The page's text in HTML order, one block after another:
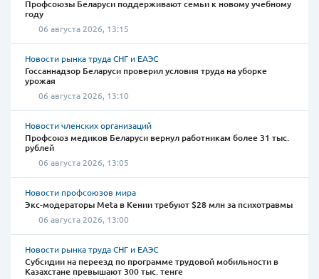
Профсоюзы Беларуси поддерживают семьи к новому учебному
году
06 августа 2026, 13:15
Новости рынка труда СНГ и ЕАЭС
Госсаннадзор Беларуси проверил условия труда на уборке
урожая
06 августа 2026, 13:10
Новости членских организаций
Профсоюз медиков Беларуси вернул работникам более 31 тыс.
рублей
06 августа 2026, 13:05
Новости профсоюзов мира
Экс-модераторы Meta в Кении требуют $28 млн за психотравмы
06 августа 2026, 13:00
Новости рынка труда СНГ и ЕАЭС
Субсидии на переезд по программе трудовой мобильности в
Казахстане превышают 300 тыс. тенге